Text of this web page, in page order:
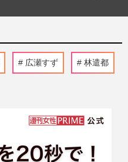
広瀬すず 林遣都